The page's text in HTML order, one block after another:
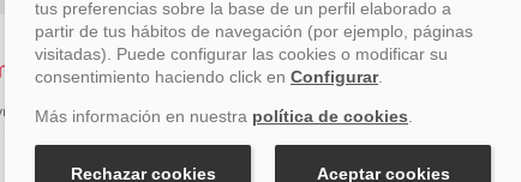
mediante el impulso de la innovación, el desarrollo
Plan de Acción durante el año 2026 para reforzar su
Cibersegura de la Cámara de Comercio de Málaga.